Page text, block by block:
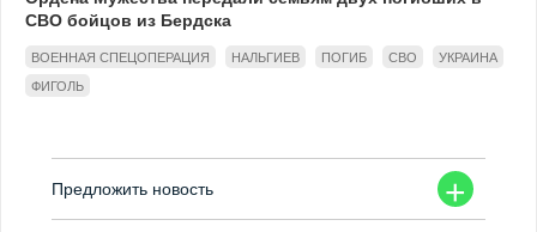
СВО бойцов из Бердска
ВОЕННАЯ СПЕЦОПЕРАЦИЯ НАЛЬГИЕВ ПОГИБ СВО
УКРАИНА
ФИГОЛЬ
+
Предложить новость